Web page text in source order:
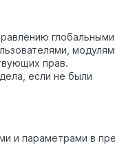
глобальными
прав.
если не были
и параметрами в